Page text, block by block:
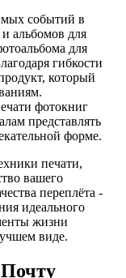
событий в
альбомов для
для
гибкости
который
фотокниг
представлять
форме.
печати,
вашего
переплёта -
идеального
жизни
виде.